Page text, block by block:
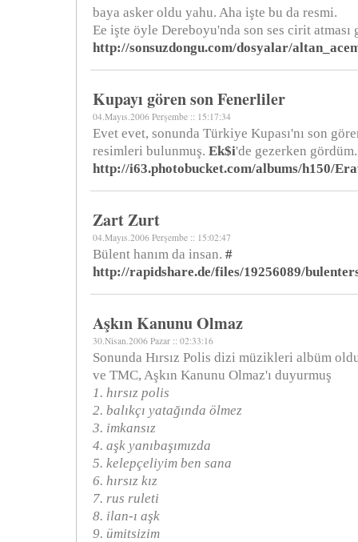
baya asker oldu yahu. Aha işte bu da resmi.
Ee işte öyle Dereboyu'nda son ses cirit
http://sonsuzdongu.com/dosyalar/
Kupayı gören son Fenerliler
04.Mayıs.2006 Perşembe :: 15:17:34
Evet evet, sonunda Türkiye Kupası'nı son
resimleri bulunmuş. Ek$i'de gezerken
http://i63.photobucket.com/albums/h150/
Zart Zurt
04.Mayıs.2006 Perşembe :: 15:02:47
Bülent hanım da insan. #
http://rapidshare.de/files/19256089/
Aşkın Kanunu Olmaz
30.Nisan.2006 Pazar :: 02:33:16
Sonunda Hırsız Polis dizi müzikleri albüm
ve TMC, Aşkın Kanunu Olmaz'ı duyurmuş
1. hırsız polis
2. balıkçı yatağında ölmez
3. imkansız
4. aşk yanıbaşımızda
5. kelepçeliyim ben sana
6. hırsız kız
7. rus ruleti
8. ilan-ı aşk
9. ümitsizim